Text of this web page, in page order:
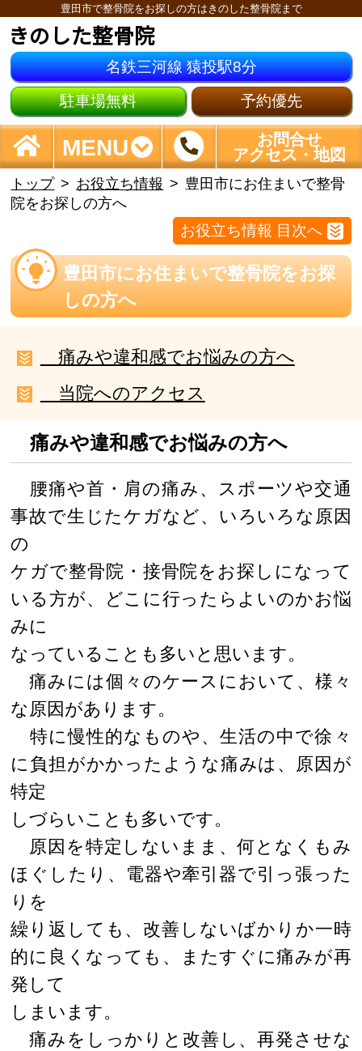
豊田市で整骨院をお探しの方はきのした整骨院まで
きのした整骨院
名鉄三河線 猿投駅8分
駐車場無料 予約優先
MENU
お問合せ
アクセス・地図
トップ お役立ち情報
豊田市にお住まいで整骨
院をお探しの方へ
お役立ち情報 目次へ
豊田市にお住まいで整骨院をお探
しの方へ
痛みや違和感でお悩みの方へ
当院へのアクセス
痛みや違和感でお悩みの方へ
腰痛や首・肩の痛み、スポーツや交通
事故で生じたケガなど、いろいろな原因
の
ケガで整骨院・接骨院をお探しになって
いる方が、どこに行ったらよいのかお悩
みに
なっていることも多いと思います。
痛みには個々のケースにおいて、様々
な原因があります。
特に慢性的なものや、生活の中で徐々
に負担がかかったような痛みは、原因が
特定
しづらいことも多いです。
原因を特定しないまま、何となくもみ
ほぐしたり、電器や牽引器で引っ張った
りを
繰り返しても、改善しないばかりか一時
的に良くなっても、またすぐに痛みが再
発して
しまいます。
痛みをしっかりと改善し、再発させな